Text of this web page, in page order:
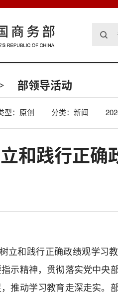
部领导活动
型：原创 分类：新闻
和践行正确
立和践行正确政绩观学习
示精神，贯彻落实党中央
推动学习教育走深走实。